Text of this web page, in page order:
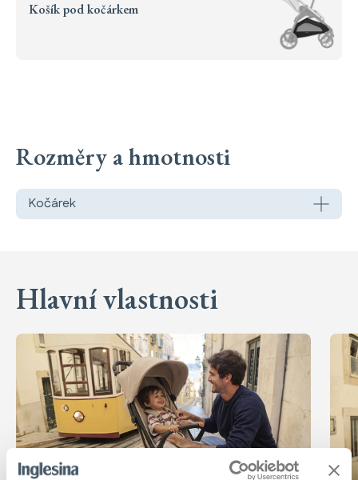
Košík pod kočárkem
Rozměry a hmotnosti
Kočárek
Hlavní vlastnosti